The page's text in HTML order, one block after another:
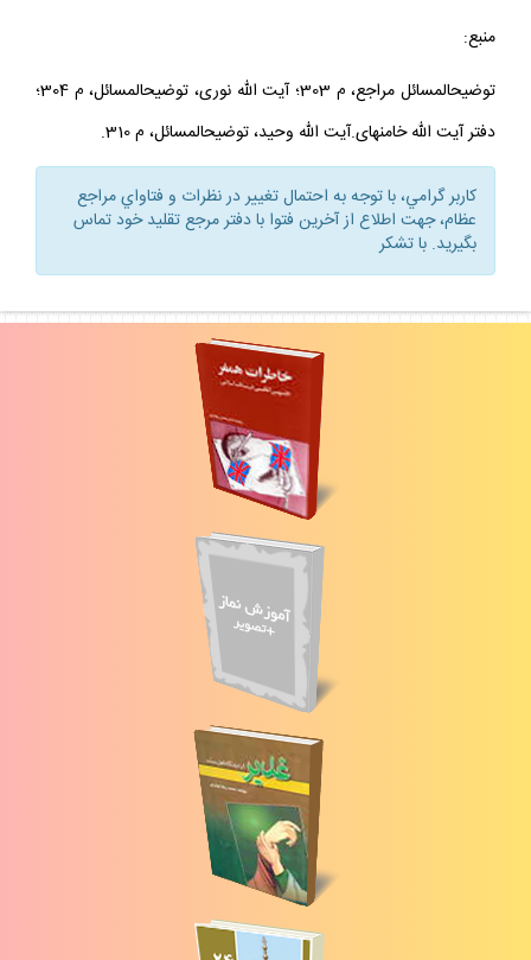
منبع:
توضيح‏المسائل مراجع، م 303؛ آيت الله نورى، توضيح‏المسائل، م 304؛
دفتر آيت الله خامنه‏اى.آيت الله وحيد، توضيح‏المسائل، م 310.
كاربر گرامي، با توجه به احتمال تغيير در نظرات و فتاواي مراجع
عظام، جهت اطلاع از آخرين فتوا با دفتر مرجع تقليد خود تماس
بگيريد. با تشكر